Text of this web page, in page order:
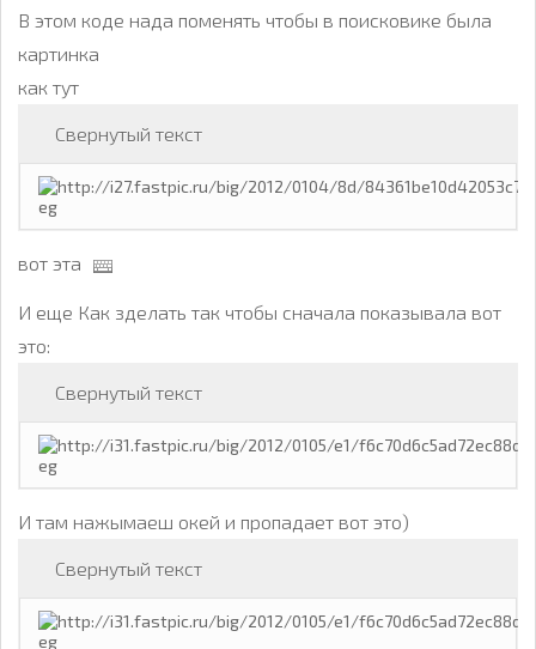
В этом коде нада поменять чтобы в поисковике была
картинка
как тут
Свернутый текст
вот эта
И еще Как зделать так чтобы сначала показывала вот
это:
Свернутый текст
И там нажымаеш окей и пропадает вот это)
Свернутый текст